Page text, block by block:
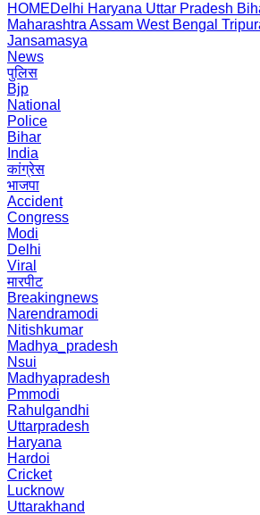
HOMEDelhi Haryana Uttar Pradesh
Maharashtra Assam West Bengal
Jansamasya
News
पुलिस
Bjp
National
Police
Bihar
India
कांग्रेस
भाजपा
Accident
Congress
Modi
Delhi
Viral
मारपीट
Breakingnews
Narendramodi
Nitishkumar
Madhya_pradesh
Nsui
Madhyapradesh
Pmmodi
Rahulgandhi
Uttarpradesh
Haryana
Hardoi
Cricket
Lucknow
Uttarakhand